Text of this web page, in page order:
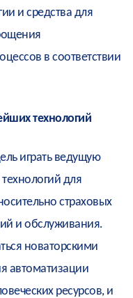
и средства для
в соответствии
технологий
играть ведущую
для
страховых
и обслуживания.
новаторскими
автоматизации
ресурсов, и